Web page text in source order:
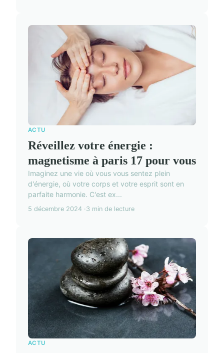
ACTU
Réveillez votre énergie :
magnetisme à paris 17 pour vous
Imaginez une vie où vous vous sentez plein
d'énergie, où votre corps et votre esprit sont en
parfaite harmonie. C'est ex...
5 décembre 2024 3 min de lecture
ACTU